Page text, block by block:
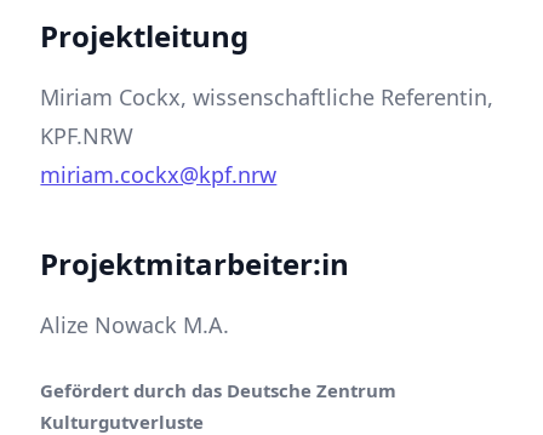
Projektleitung
Miriam Cockx, wissenschaftliche Referentin,
KPF.NRW
miriam.cockx@kpf.nrw
Projektmitarbeiter:in
Alize Nowack M.A.
Gefördert durch das Deutsche Zentrum
Kulturgutverluste